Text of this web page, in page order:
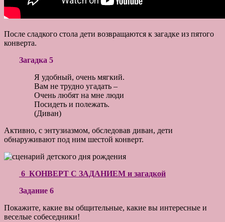
После сладкого стола дети возвращаются к загадке из пятого
конверта.
Загадка 5
Я удобный, очень мягкий.
Вам не трудно угадать –
Очень любят на мне люди
Посидеть и полежать.
(Диван)
Активно, с энтузиазмом, обследовав диван, дети
обнаруживают под ним шестой конверт.
6 КОНВЕРТ С ЗАДАНИЕМ и загадкой
Задание 6
Покажите, какие вы общительные, какие вы интересные и
веселые собеседники!